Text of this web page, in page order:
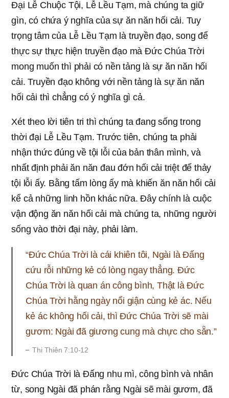
Đại Lễ Chuộc Tội, Lễ Lều Tạm, mà chúng ta giữ
gìn, có chứa ý nghĩa của sự ăn năn hối cải. Tuy
trọng tâm của Lễ Lều Tạm là truyền đạo, song để
thực sự thực hiện truyền đạo mà Đức Chúa Trời
mong muốn thì phải có nền tảng là sự ăn năn hối
cải. Truyền đạo không với nền tảng là sự ăn năn
hối cải thì chẳng có ý nghĩa gì cả.
Xét theo lời tiên tri thì chúng ta đang sống trong
thời đại Lễ Lều Tạm. Trước tiên, chúng ta phải
nhận thức đúng về tội lỗi của bản thân mình, và
nhất định phải ăn năn đau đớn hối cải triệt để thảy
tội lỗi ấy. Bằng tấm lòng ấy mà khiến ăn năn hối cải
kể cả những linh hồn khác nữa. Đây chính là cuộc
vận động ăn năn hối cải mà chúng ta, những người
sống vào thời đại này, phải làm.
“Đức Chúa Trời là cái khiên tôi, Ngài là Đấng
cứu rỗi những kẻ có lòng ngay thẳng. Đức
Chúa Trời là quan án công bình, Thật là Đức
Chúa Trời hằng ngày nổi giận cùng kẻ ác. Nếu
kẻ ác không hối cải, thì Đức Chúa Trời sẽ mài
gươm: Ngài đã giương cung mà chực cho sẵn.”
Thi Thiên 7:10-12
Đức Chúa Trời là Đấng nhu mì, công bình và nhân
từ, song Ngài đã phán rằng Ngài sẽ mài gươm, đã